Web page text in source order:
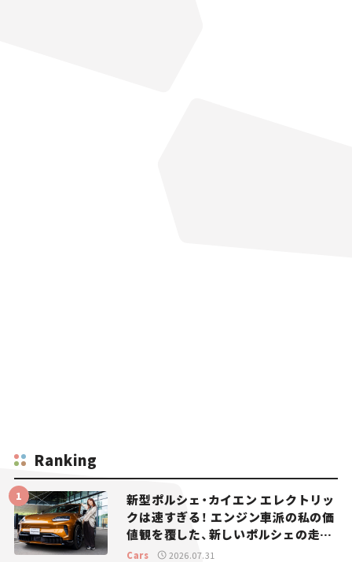
Ranking
新型ポルシェ・カイエン エレクトリッ
クは速すぎる！ エンジン車派の私の価
値観を覆した、新しいポルシェの走
り。
Cars 2026.07.31